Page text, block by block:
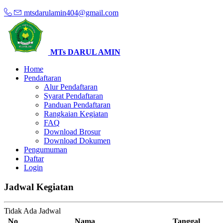
mtsdarulamin404@gmail.com
MTs DARUL AMIN
Home
Pendaftaran
Alur Pendaftaran
Syarat Pendaftaran
Panduan Pendaftaran
Rangkaian Kegiatan
FAQ
Download Brosur
Download Dokumen
Pengumuman
Daftar
Login
Jadwal Kegiatan
Tidak Ada Jadwal